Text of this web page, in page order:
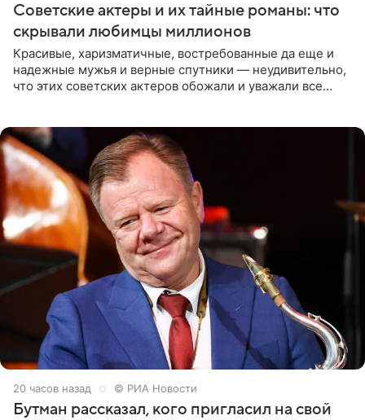
Советские актеры и их тайные романы: что
скрывали любимцы миллионов
Красивые, харизматичные, востребованные да еще и
надежные мужья и верные спутники — неудивительно,
что этих советских актеров обожали и уважали все
20 часов назад © РИА Новости
Бутман рассказал, кого пригласил на свой